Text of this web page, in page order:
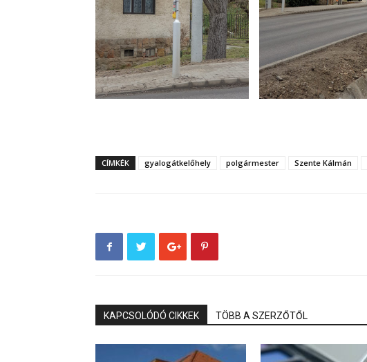
CÍMKÉK gyalogátkelőhely polgármester Szente Kálmán
KAPCSOLÓDÓ CIKKEK TÖBB A SZERZŐTŐL